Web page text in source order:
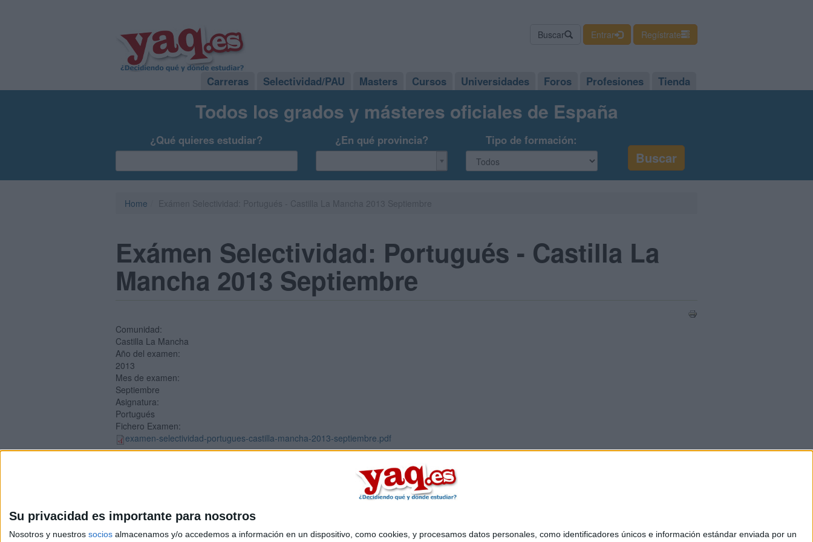
Su privacidad es importante para nosotros
Nosotros y nuestros socios almacenamos y/o accedemos a información en un dispositivo, como cookies, y procesamos datos personales, como identificadores únicos e información estándar enviada por un
Buscar Entrar Regístrate
Carreras Selectividad/PAU Masters Cursos Universidades Foros Profesiones Tienda
Todos los grados y másteres oficiales de España
¿Qué quieres estudiar? ¿En qué provincia? Tipo de formación:
Home
Exámen Selectividad: Portugués - Castilla La
Mancha 2013 Septiembre
Comunidad:
Castilla La Mancha
Año del examen:
2013
Mes de examen:
Septiembre
Asignatura:
Portugués
Fichero Examen:
examen-selectividad-portugues-castilla-mancha-2013-septiembre.pdf
Quiénes somos|Contactar|Anúnciate